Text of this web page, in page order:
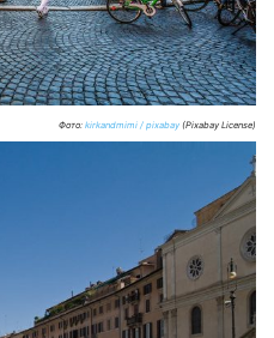
Фото: kirkandmimi / pixabay (Pixabay License)